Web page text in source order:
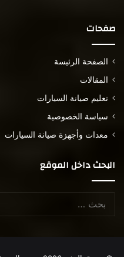
صفحات
الصفحة الرئيسة
المقالات
تعليم صيانة السيارات
سياسة الخصوصية
معدات وأجهزة صيانة السيارات
البحث داخل الموقع